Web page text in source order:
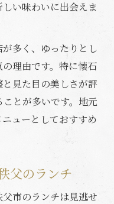
い味わいに出会えま
多く、ゆったりとし
理由です。特に懐石
見た目の美しさが評
とが多いです。地元
ューとしておすすめ
父のランチ
市のランチは見逃せ